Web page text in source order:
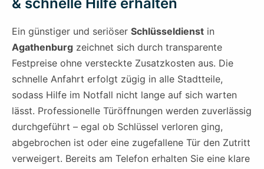
& schnelle Hilfe erhalten
Ein günstiger und seriöser Schlüsseldienst in
Agathenburg zeichnet sich durch transparente
Festpreise ohne versteckte Zusatzkosten aus. Die
schnelle Anfahrt erfolgt zügig in alle Stadtteile,
sodass Hilfe im Notfall nicht lange auf sich warten
lässt. Professionelle Türöffnungen werden zuverlässig
durchgeführt – egal ob Schlüssel verloren ging,
abgebrochen ist oder eine zugefallene Tür den Zutritt
verweigert. Bereits am Telefon erhalten Sie eine klare